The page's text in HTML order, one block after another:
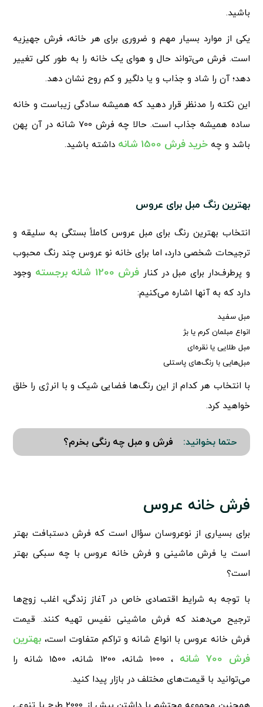
باشید.
یکی از موارد بسیار مهم و ضروری برای هر خانه، فرش جهیزیه
است. فرش می‌تواند حال و هوای یک خانه را به طور کلی تغییر
دهد؛ آن را شاد و جذاب و یا دلگیر و کم روح نشان دهد.
این نکته را مدنظر قرار دهید که همیشه سادگی زیباست و خانه
ساده همیشه جذاب است. حالا چه فرش 700 شانه در آن پهن
باشد و چهخرید فرش 1500 شانه داشته باشید.
بهترین رنگ مبل برای عروس
انتخاب بهترین رنگ برای مبل عروس کاملاً بستگی به سلیقه و
ترجیحات شخصی دارد، اما برای خانه نو عروس چند رنگ محبوب
و پرطرف‌دار برای مبل در کنار فرش 1200 شانه برجسته
وجود
دارد که به آنها اشاره می‌کنیم:
مبل سفید
انواع مبلمان کرم یا بژ
مبل طلایی یا نقره‌ای
مبل‌هایی با رنگ‌های پاستلی
با انتخاب هر کدام از این رنگ‌ها فضایی شیک و با انرژی را خلق
خواهید کرد.
حتما بخوانید: فرش و مبل چه رنگی بخرم؟
فرش خانه عروس
برای بسیاری از نوعروسان سؤال است که فرش دستبافت بهتر
است یا فرش ماشینی و فرش خانه عروس با چه سبکی بهتر
است؟
با توجه به شرایط اقتصادی خاص در آغاز زندگی، اغلب زوج‌ها
ترجیح می‌دهند که فرش ماشینی نفیس تهیه کنند. قیمت
فرش خانه عروس با انواع شانه و تراکم متفاوت است، بهترین
فرش 700 شانه
، 1000 شانه، 1200 شانه، 1500 شانه را
می‌توانید با قیمت‌های مختلف در بازار پیدا کنید.